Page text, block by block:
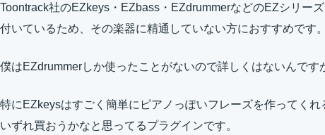
Toontrack社のEZkeys・EZbass・EZdrummerなどのEZシリー
付いているため、その楽器に精通していない方におすすめです。
僕はEZdrummerしか使ったことがないので詳しくはないんです
特にEZkeysはすごく簡単にピアノっぽいフレーズを作ってくれ
いずれ買おうかなと思ってるプラグインです。